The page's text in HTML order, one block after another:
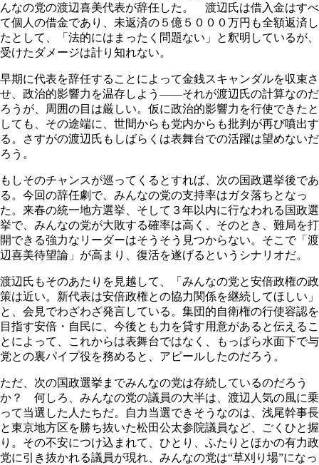
んなの党の渡辺喜美代表が辞任した。 渡辺氏は借入金はすべ
て個人の借金であり、未返済の５億５０００万円も全額返済し
たとして、「法的にはまったく問題ない」と釈明しているが、
受けたダメージは計り知れない。
早期に代表を辞任することによって金銭スキャンダルを収束さ
せ、政治的影響力を温存しよう――それが渡辺氏の計算なのだ
ろうが、周囲の目は厳しい。仮に政治的影響力を行使できたと
しても、その途端に、世間からも党内からも批判が再び噴出す
る。さすがの渡辺氏もしばらくは表舞台での活躍は望めないだ
ろう。
もしそのチャンスが巡ってくるとすれば、次の国政選挙後であ
る。今回の辞任劇で、みんなの党の支持率はガタ落ちとなっ
た。来春の統一地方選挙、そして３年以内に行なわれる国政選
挙で、みんなの党が大敗する確率は高く、そのとき、難局を打
開できる強力なリーダーはそうそう見つからない。そこで「渡
辺喜美待望論」が高まり、復活を遂げるというシナリオだ。
渡辺氏もそのあたりを見越して、「みんなの党と安倍政権の政
策は近い。新代表は安倍政権との協力関係を継続してほしい」
と、会見でわざわざ発言している。集団的自衛権の行使容認を
目指す安倍・自民に、今後とも力を貸す用意があると伝えるこ
とによって、これからは表舞台ではなく、もっぱら水面下で与
党との裏パイプ役を務めると、アピールしたのだろう。
ただ、次の国政選挙までみんなの党は存続しているのだろう
か？ 何しろ、みんなの党の議員の大半は、渡辺人気の風に乗
って当選した人たちだ。自力当選できそうなのは、浅尾幹事長
と東京地方区を勝ち抜いた松田公太参院議員など、ごくひと握
り。その不安につけ込まれて、ひとり、ふたりとほかの有力政
党に引き抜かれる議員が現れ、みんなの党は“草刈り場”になっ